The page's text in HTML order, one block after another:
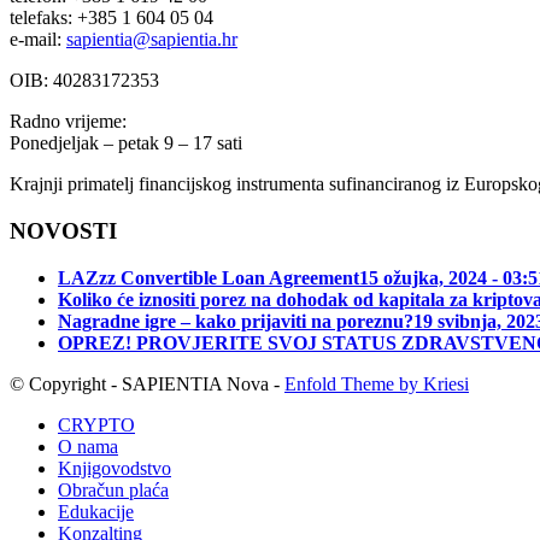
telefaks: +385 1 604 05 04
e-mail: sapientia@sapientia.hr
OIB: 40283172353
Radno vrijeme:
Ponedjeljak – petak 9 – 17 sati
Krajnji primatelj financijskog instrumenta sufinanciranog iz
NOVOSTI
LAZzz Convertible Loan Agreement15 ožujka, 2024 -
Koliko će iznositi porez na dohodak od kapitala za
Nagradne igre – kako prijaviti na poreznu?19 svibnja,
OPREZ! PROVJERITE SVOJ STATUS
© Copyright - SAPIENTIA Nova - Enfold Theme by Kriesi
CRYPTO
O nama
Knjigovodstvo
Obračun plaća
Edukacije
Konzalting